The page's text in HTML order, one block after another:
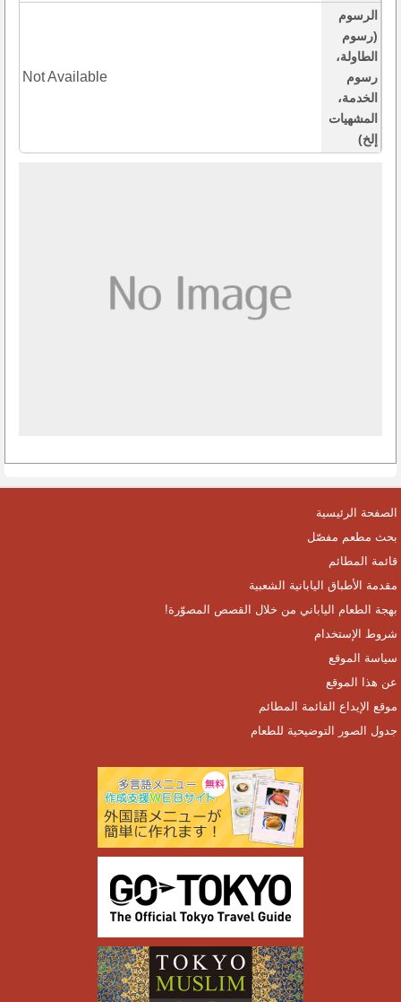
الرسوم
(رسوم
الطاولة،
رسوم
الخدمة،
المشهيات
إلخ)
Not Available
الصفحة الرئيسية
بحث مطعم مفصّل
قائمة المطائم
مقدمة الأطباق اليابانية الشعبية
بهجة الطعام الياباني من خلال القصص المصوّرة!
شروط الإستخدام
سياسة الموقع
عن هذا الموقع
موقع الإيداع القائمة المطائم
جدول الصور التوضيحية للطعام